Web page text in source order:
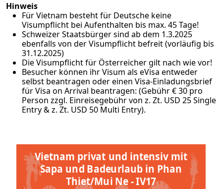
Hinweis
Für Vietnam besteht für Deutsche keine
Visumpflicht bei Aufenthalten bis max. 45 Tage!
Schweizer Staatsbürger sind ab dem 1.3.2025
ebenfalls von der Visumpflicht befreit (vorläufig bis
31.12.2025)
Die Visumpflicht für Österreicher gilt nach wie vor!
Besucher können ihr Visum als eVisa entweder
selbst beantragen oder einen Visa-Einladungsbrief
für Visa on Arrival beantragen: (Gebühr € 30 pro
Person zzgl. Einreisegebühr von z. Zt. USD 25 Single
Entry & z. Zt. USD 50 Multi Entry).
Vietnam privat und intensiv mit
Sapa und Badeurlaub in Phan
Thiet/Mui Ne - IV17